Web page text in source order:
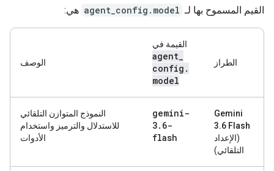
القيم المسموح بها لـ agent_config.model هي:
الطراز
القيمة في
agent
config .
model
الوصف
Gemini
3.6 Flash
(الإعداد
التلقائي)
gemini-
3. 6-
flash
النموذج المتوازن التلقائي
للاستدلال والترميز واستخدام
الأدوات